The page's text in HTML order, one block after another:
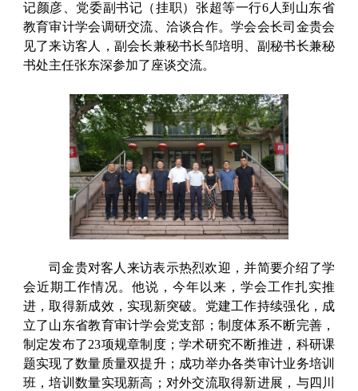
记颜彦、党委副书记（挂职）张超等一行6人到山东省
教育审计学会调研交流、洽谈合作。学会会长司金贵会
见了来访客人，副会长兼秘书长邹培明、副秘书长兼秘
书处主任张东深参加了座谈交流。
司金贵对客人来访表示热烈欢迎，并简要介绍了学
会近期工作情况。他说，今年以来，学会工作扎实推
进，取得新成效，实现新突破。党建工作持续强化，成
立了山东省教育审计学会党支部；制度体系不断完善，
制定发布了23项规章制度；学术研究不断推进，科研课
题实现了数量质量双提升；成功举办各类审计业务培训
班，培训数量实现新高；对外交流取得新进展，与四川